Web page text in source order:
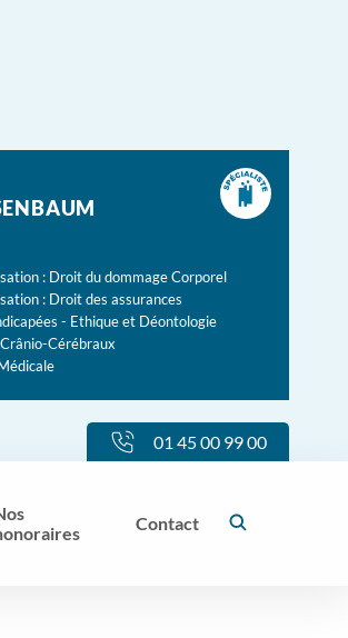
: Droit du dommage Corporel
: Droit des assurances
- Ethique et Déontologie
Cérébraux
01 45 00 99 00
Contact